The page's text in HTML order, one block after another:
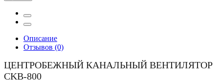
Описание
Отзывов (0)
ЦЕНТРОБЕЖНЫЙ КАНАЛЬНЫЙ ВЕНТИЛЯТОР
CKB-800